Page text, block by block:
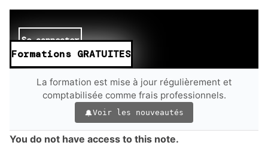
Se connecter
Formations GRATUITES
La formation est mise à jour régulièrement et
comptabilisée comme frais professionnels.
Voir les nouveautés
You do not have access to this note.